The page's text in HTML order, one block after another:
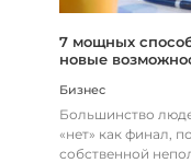
7 мощных
новые
Бизнес
Большинство
«нет» как финал,
собственной